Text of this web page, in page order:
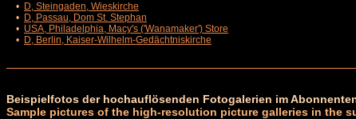
• D, Steingaden, Wieskirche
• D, Passau, Dom St. Stephan
• USA, Philadelphia, Macy's ('Wanamaker') Store
• D, Berlin, Kaiser-Wilhelm-Gedächtniskirche
Beispielfotos der hochauflösenden Fotogalerien im
Sample pictures of the high-resolution picture galleries in the